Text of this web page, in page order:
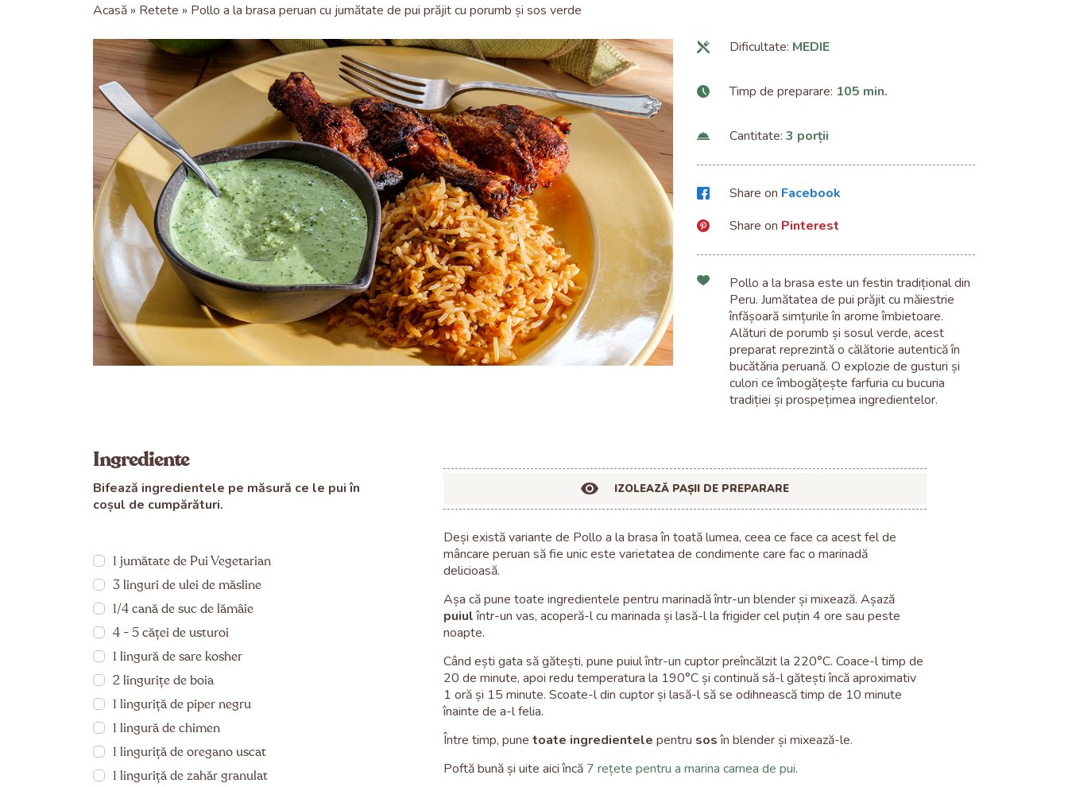
Acasă Retete Pollo a la brasa peruan cu jumătate de pui prăjit cu porumb și sos verde
Dificultate: MEDIE
Timp de preparare: 105 min.
Cantitate: 3 porții
Share on Facebook
Share on Pinterest
Pollo a la brasa este un festin tradițional din
Peru. Jumătatea de pui prăjit cu măiestrie
înfășoară simțurile în arome îmbietoare.
Alături de porumb și sosul verde, acest
preparat reprezintă o călătorie autentică în
bucătăria peruană. O explozie de gusturi și
culori ce îmbogățește farfuria cu bucuria
tradiției și prospețimea ingredientelor.
Ingrediente
Bifează ingredientele pe măsură ce le pui în
coșul de cumpărături.
1 jumătate de Pui Vegetarian
3 linguri de ulei de măsline
1/4 cană de suc de lămâie
4 - 5 căței de usturoi
1 lingură de sare kosher
2 lingurițe de boia
1 linguriță de piper negru
1 lingură de chimen
1 linguriță de oregano uscat
1 linguriță de zahăr granulat
IZOLEAZĂ PAȘII DE PREPARARE
Deși există variante de Pollo a la brasa în toată lumea, ceea ce face ca acest fel de
mâncare peruan să fie unic este varietatea de condimente care fac o marinadă
delicioasă.
Așa că pune toate ingredientele pentru marinadă într-un blender și mixează. Așază
puiulîntr-un vas, acoperă-l cu marinada și lasă-l la frigider cel puțin 4 ore sau peste
noapte.
Când ești gata să gătești, pune puiul într-un cuptor preîncălzit la 220°C. Coace-l timp de
20 de minute, apoi redu temperatura la 190°Cși continuă să-l gătești încă aproximativ
1 oră și 15 minute. Scoate-l din cuptor și lasă-l să se odihnească timp de 10 minute
înainte de a-l felia.
Între timp, pune toate ingredientele pentru sosîn blender și mixează-le.
Poftă bună și uite aici încă 7 rețete pentru a marina carnea de pui.